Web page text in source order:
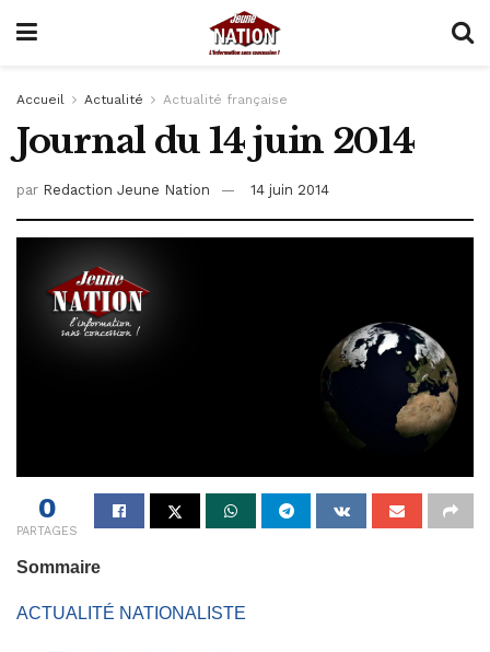
Accueil Actualité Actualité française
Journal du 14 juin 2014
par Redaction Jeune Nation 14 juin 2014
0
PARTAGES
Sommaire
ACTUALITÉ NATIONALISTE